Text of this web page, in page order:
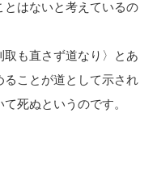
はないと考えているの
も直さず道なり〉とあ
ることが道として示され
死ぬというのです。